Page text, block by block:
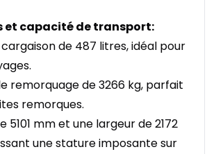
et capacité de transport:
cargaison de 487 litres, idéal pour
remorquage de 3266 kg, parfait
remorques.
5101 mm et une largeur de 2172
une stature imposante sur